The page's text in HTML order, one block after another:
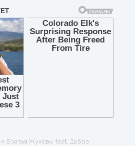
» Братья Жуковы feat. Добре